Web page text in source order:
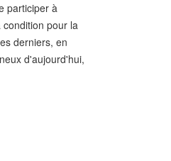
participer à
pour la
derniers, en
d'aujourd'hui,